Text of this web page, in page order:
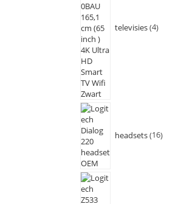
televisies 4
headsets 16